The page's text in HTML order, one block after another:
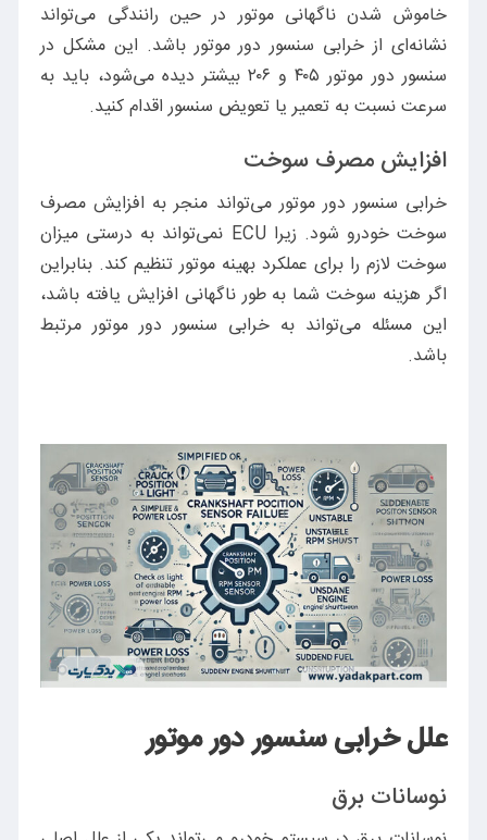
خاموش شدن ناگهانی موتور در حین رانندگی می‌تواند
نشانه‌ای از خرابی سنسور دور موتور باشد. این مشکل در
سنسور دور موتور ۴۰۵ و ۲۰۶ بیشتر دیده می‌شود، باید به
سرعت نسبت به تعمیر یا تعویض سنسور اقدام کنید.
افزایش مصرف سوخت
خرابی سنسور دور موتور می‌تواند منجر به افزایش مصرف
سوخت خودرو شود. زیرا ECU نمی‌تواند به درستی میزان
سوخت لازم را برای عملکرد بهینه موتور تنظیم کند. بنابراین
اگر هزینه سوخت شما به طور ناگهانی افزایش یافته باشد،
این مسئله می‌تواند به خرابی سنسور دور موتور مرتبط
باشد.
علل خرابی سنسور دور موتور
نوسانات برق